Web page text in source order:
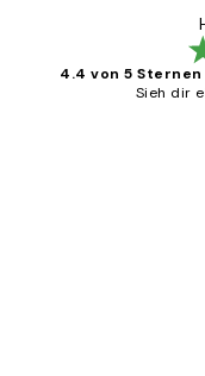
4.4 von 5 Sternen
Sieh dir